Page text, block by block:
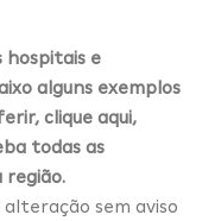
hospitais e
alguns exemplos
clique aqui,
todas as
região.
sem aviso